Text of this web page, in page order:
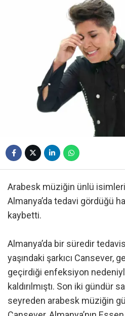
Arabesk müziğin ünlü
Almanya’da tedavi gördüğü
kaybetti.
Almanya’da bir süredir
yaşındaki şarkıcı Cansever,
geçirdiği enfeksiyon
kaldırılmıştı. Son iki gündür
seyreden arabesk müziğin